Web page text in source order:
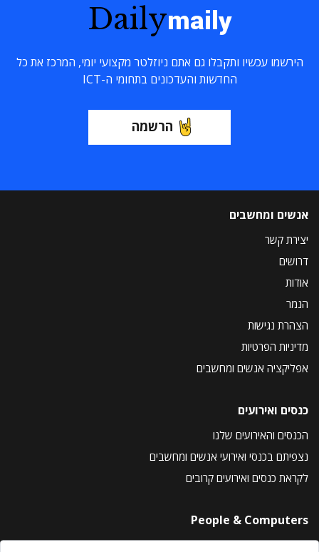
Dailymaily
הירשמו עכשיו ותקבלו גם אתם ניוזלטר מקצועי יומי, המרכז את כל
החדשות והעדכונים בתחומי ה-ICT
הרשמה
אנשים ומחשבים
יצירת קשר
דרושים
אודות
הנמר
הצהרת נגישות
מדיניות הפרטיות
אפליקציה אנשים ומחשבים
כנסים ואירועים
הכנסים והאירועים שלנו
נצפיתם בכנסי ואירועי אנשים ומחשבים
לקראת כנסים ואירועים קרובים
People & Computers
About Us